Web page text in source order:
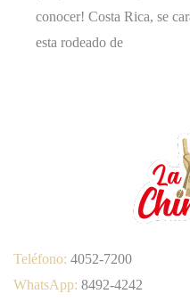
conocer! Costa Rica, se
esta rodeado de
Teléfono: 4052-7200
WhatsApp: 8492-4242